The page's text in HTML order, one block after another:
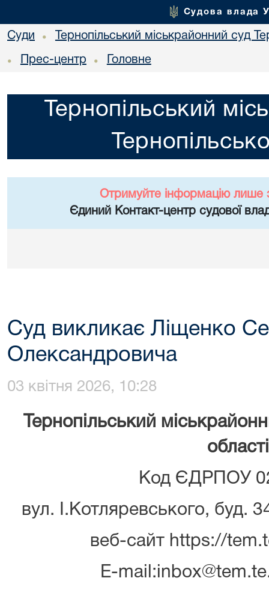
Судова влада
Суди • Тернопільський міськрайонний суд
• Прес-центр • Головне
Тернопільський
Отримуйте інформацію лише
Єдиний Контакт-центр судової
Суд викликає Ліщенко
Олександровича
03 квітня 2026, 10:28
Тернопільський
області
Код ЄДРПОУ
вул. І.Котляревського, буд.
веб-сайт https://
E-